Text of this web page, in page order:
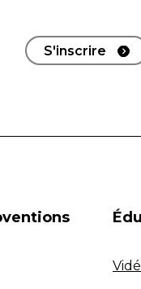
S'inscrire